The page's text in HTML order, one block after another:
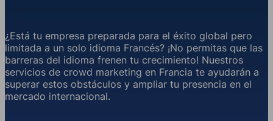
¿Está tu empresa preparada para el éxito global pero
limitada a un solo idioma Francés? ¡No permitas que las
barreras del idioma frenen tu crecimiento! Nuestros
servicios de crowd marketing en Francia te ayudarán a
superar estos obstáculos y ampliar tu presencia en el
mercado internacional.